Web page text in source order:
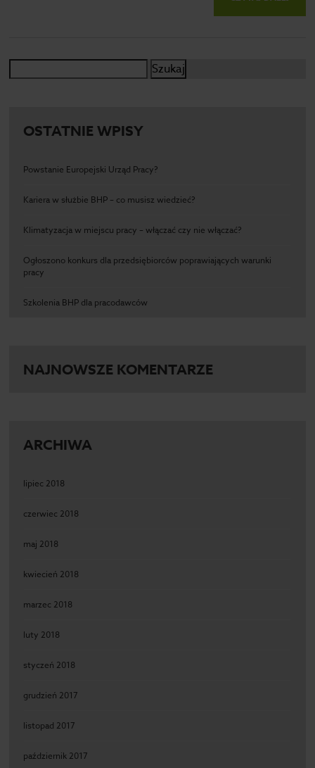
OSTATNIE WPISY
Powstanie Europejski Urząd Pracy?
Kariera w służbie BHP – co musisz wiedzieć?
Klimatyzacja w miejscu pracy – włączać czy nie włączać?
Ogłoszono konkurs dla przedsiębiorców poprawiających warunki
pracy
Szkolenia BHP dla pracodawców
NAJNOWSZE KOMENTARZE
ARCHIWA
lipiec 2018
czerwiec 2018
maj 2018
kwiecień 2018
marzec 2018
luty 2018
styczeń 2018
grudzień 2017
listopad 2017
październik 2017